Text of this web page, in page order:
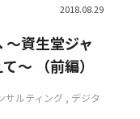
2018.08.29
資生堂ジャ
～ （前編）
サルティング
デジタ